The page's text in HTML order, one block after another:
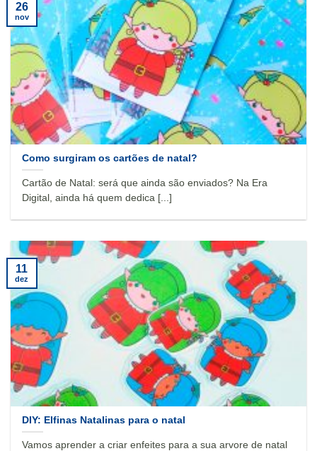
Como surgiram os cartões de natal?
Cartão de Natal: será que ainda são enviados? Na Era
Digital, ainda há quem dedica [...]
26
nov
DIY: Elfinas Natalinas para o natal
Vamos aprender a criar enfeites para a sua arvore de natal
11
dez